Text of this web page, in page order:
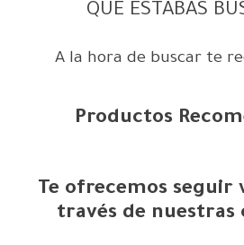
QUE ESTABAS
A la hora de buscar te
Productos
Te ofrecemos seguir
través de nuestras